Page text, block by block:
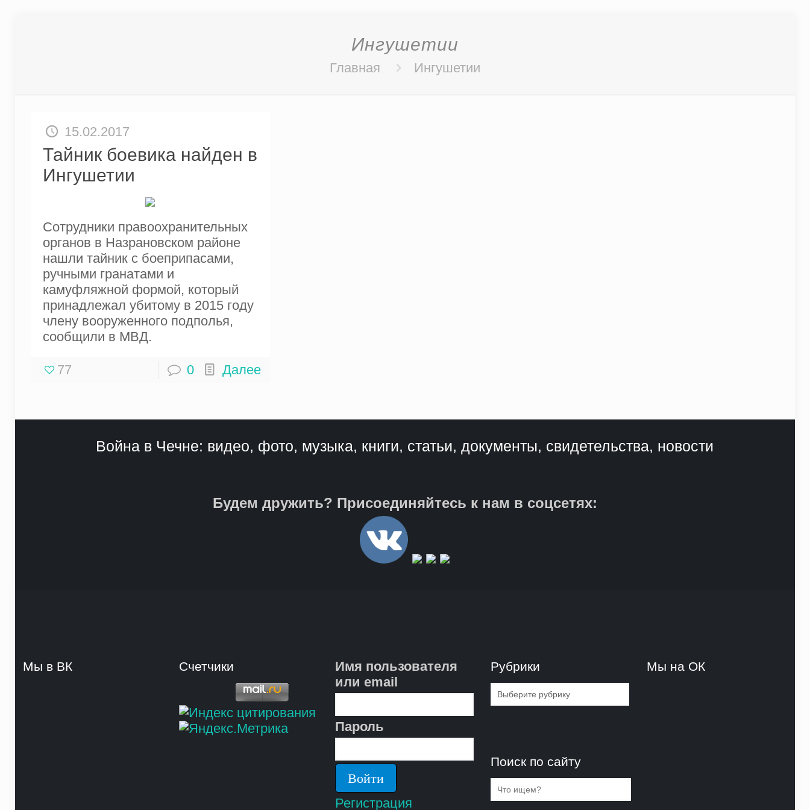
Ингушетии
Главная Ингушетии
15.02.2017
Тайник боевика найден в
Ингушетии
Сотрудники правоохранительных
органов в Назрановском районе
нашли тайник с боеприпасами,
ручными гранатами и
камуфляжной формой, который
принадлежал убитому в 2015 году
члену вооруженного подполья,
сообщили в МВД.
77 0 Далее
Война в Чечне: видео, фото, музыка, книги, статьи, документы, свидетельства, новости
Будем дружить? Присоединяйтесь к нам в соцсетях:
Мы в ВК Счетчики
Имя пользователя
или email
Пароль
Регистрация
Рубрики
Рубрики
Поиск по сайту
Мы на ОК